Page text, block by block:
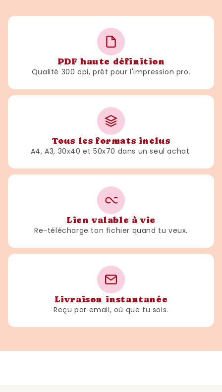
PDF haute définition
Qualité 300 dpi, prêt pour l'impression pro.
Tous les formats inclus
A4, A3, 30x40 et 50x70 dans un seul achat.
Lien valable à vie
Re-télécharge ton fichier quand tu veux.
Livraison instantanée
Reçu par email, où que tu sois.